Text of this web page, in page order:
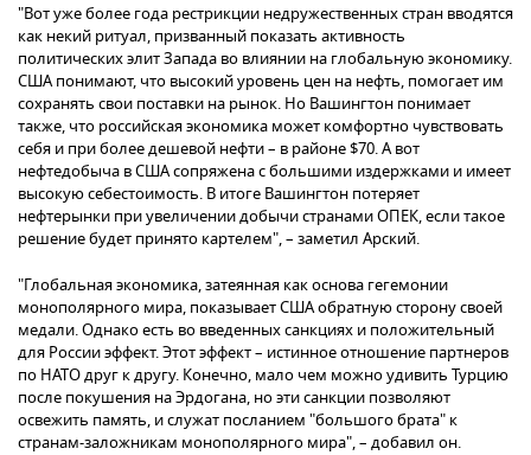
"Вот уже более года рестрикции недружественных стран вводятся
как некий ритуал, призванный показать активность
политических элит Запада во влиянии на глобальную экономику.
США понимают, что высокий уровень цен на нефть, помогает им
сохранять свои поставки на рынок. Но Вашингтон понимает
также, что российская экономика может комфортно чувствовать
себя и при более дешевой нефти – в районе $70. А вот
нефтедобыча в США сопряжена с большими издержками и имеет
высокую себестоимость. В итоге Вашингтон потеряет
нефтерынки при увеличении добычи странами ОПЕК, если такое
решение будет принято картелем", – заметил Арский.
"Глобальная экономика, затеянная как основа гегемонии
монополярного мира, показывает США обратную сторону своей
медали. Однако есть во введенных санкциях и положительный
для России эффект. Этот эффект – истинное отношение партнеров
по НАТО друг к другу. Конечно, мало чем можно удивить Турцию
после покушения на Эрдогана, но эти санкции позволяют
освежить память, и служат посланием "большого брата" к
странам-заложникам монополярного мира", – добавил он.